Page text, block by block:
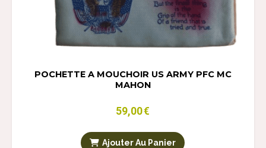
POCHETTE A MOUCHOIR US ARMY PFC MC
MAHON
59,00€
Ajouter Au Panier